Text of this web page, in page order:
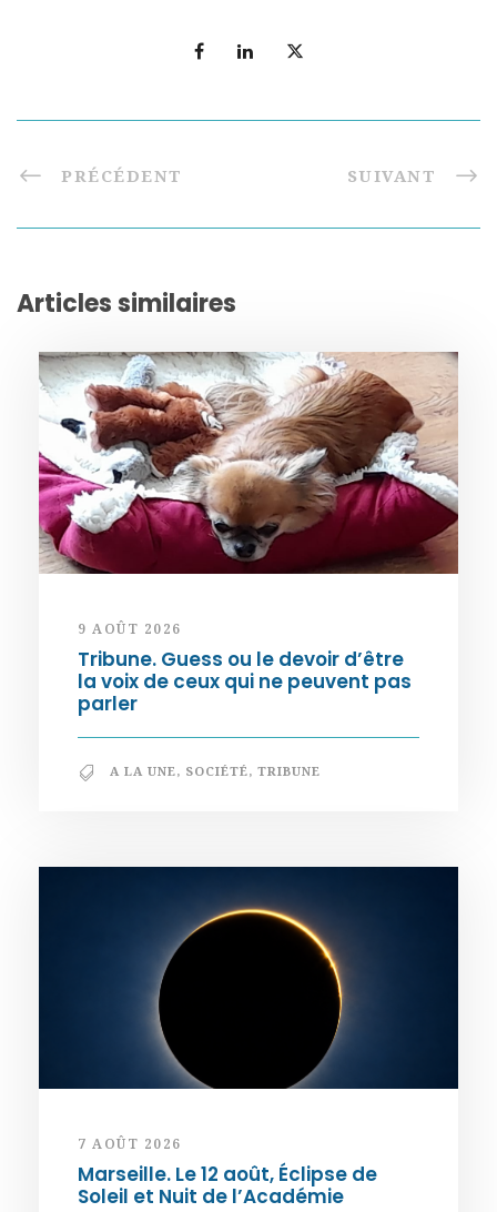
PRÉCÉDENT SUIVANT
Articles similaires
9 AOÛT 2026
Tribune. Guess ou le devoir d’être
la voix de ceux qui ne peuvent pas
parler
A LA UNE, SOCIÉTÉ, TRIBUNE
7 AOÛT 2026
Marseille. Le 12 août, Éclipse de
Soleil et Nuit de l’Académie